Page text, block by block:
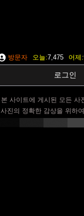
방문자 오늘 7,475 어제
로그인
본 사이트에 게시된 모든 사
사진의 정확한 감상을 위하